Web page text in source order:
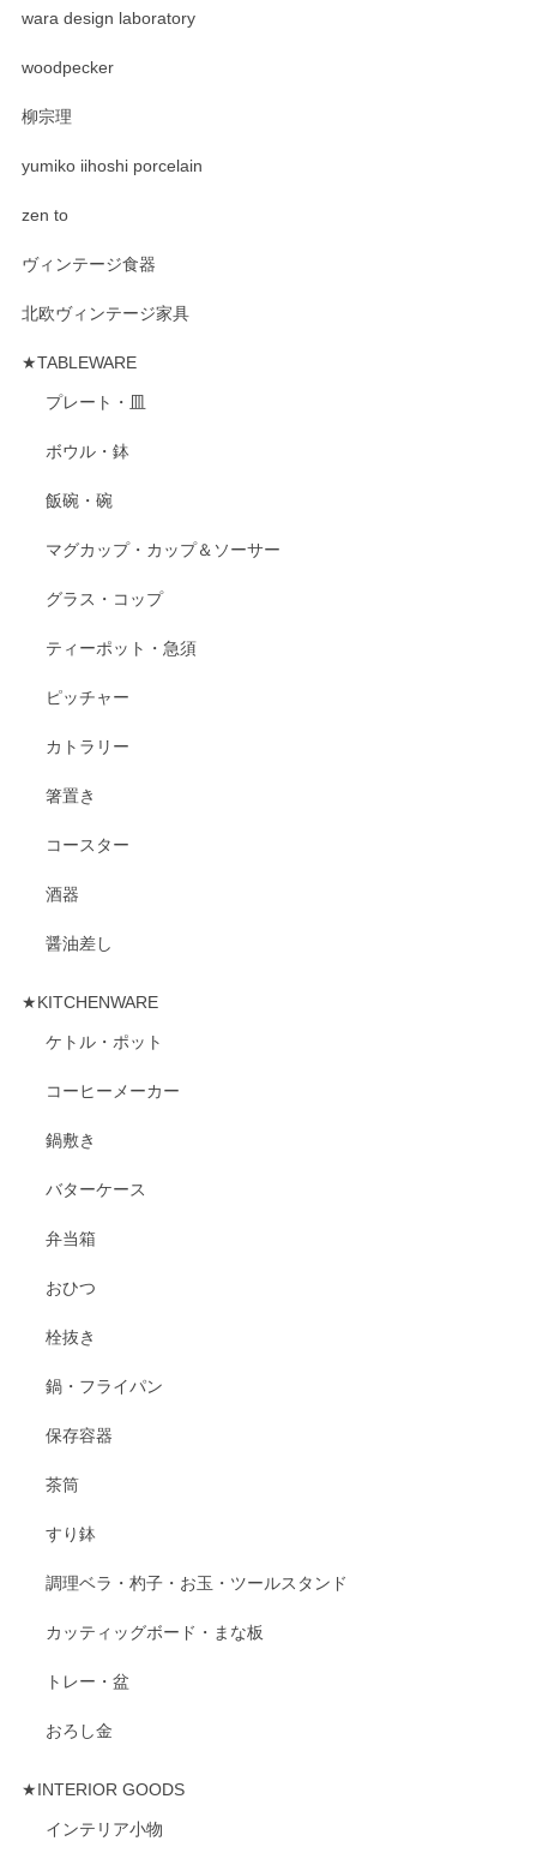
wara design laboratory
woodpecker
柳宗理
yumiko iihoshi porcelain
zen to
ヴィンテージ食器
北欧ヴィンテージ家具
★TABLEWARE
プレート・皿
ボウル・鉢
飯碗・碗
マグカップ・カップ＆ソーサー
グラス・コップ
ティーポット・急須
ピッチャー
カトラリー
箸置き
コースター
酒器
醤油差し
★KITCHENWARE
ケトル・ポット
コーヒーメーカー
鍋敷き
バターケース
弁当箱
おひつ
栓抜き
鍋・フライパン
保存容器
茶筒
すり鉢
調理ベラ・杓子・お玉・ツールスタンド
カッティッグボード・まな板
トレー・盆
おろし金
★INTERIOR GOODS
インテリア小物